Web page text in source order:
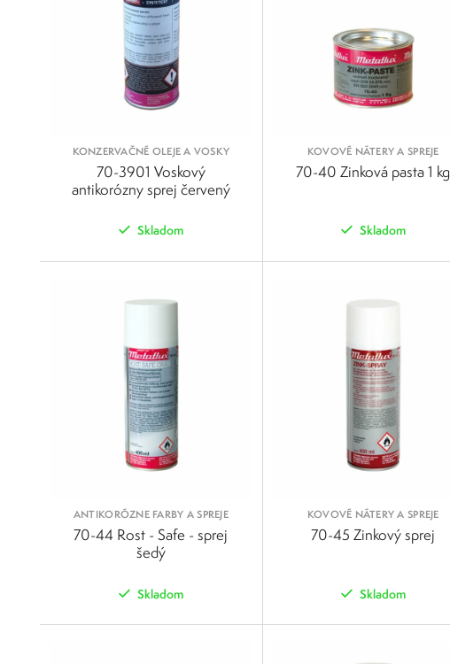
KONZERVAČNÉ OLEJE A VOSKY
70-3901 Voskový
antikorózny sprej červený
Skladom
KOVOVÉ NÁTERY A SPREJE
70-40 Zinková pasta 1 kg
Skladom
ANTIKORÓZNE FARBY A SPREJE
70-44 Rost - Safe - sprej
šedý
Skladom
KOVOVÉ NÁTERY A SPREJE
70-45 Zinkový sprej
Skladom